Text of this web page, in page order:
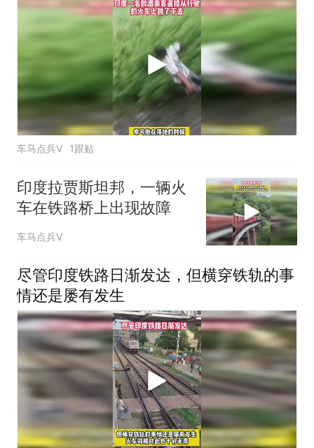
车马点兵V 1跟贴
印度拉贾斯坦邦，一辆火
车在铁路桥上出现故障
车马点兵V
尽管印度铁路日渐发达，但横穿铁轨的事
情还是屡有发生